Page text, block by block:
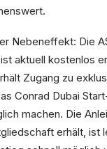
Nebeneffekt: Die
aktuell kostenlos
Zugang zu
Conrad Dubai
machen. Die
erhält, ist